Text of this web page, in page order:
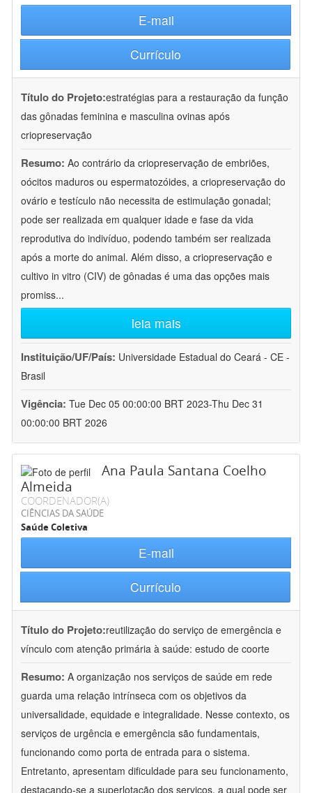
E-mail
Currículo
Título do Projeto:estratégias para a restauração da função
das gônadas feminina e masculina ovinas após
criopreservação
Resumo: Ao contrário da criopreservação de embriões,
oócitos maduros ou espermatozóides, a criopreservação do
ovário e testículo não necessita de estimulação gonadal;
pode ser realizada em qualquer idade e fase da vida
reprodutiva do indivíduo, podendo também ser realizada
após a morte do animal. Além disso, a criopreservação e
cultivo in vitro (CIV) de gônadas é uma das opções mais
promiss...
leia mais
Instituição/UF/País: Universidade Estadual do Ceará - CE -
Brasil
Vigência: Tue Dec 05 00:00:00 BRT 2023-Thu Dec 31
00:00:00 BRT 2026
Ana Paula Santana Coelho
Almeida
COORDENADOR(A)
CIÊNCIAS DA SAÚDE
Saúde Coletiva
E-mail
Currículo
Título do Projeto:reutilização do serviço de emergência e
vínculo com atenção primária à saúde: estudo de coorte
Resumo: A organização nos serviços de saúde em rede
guarda uma relação intrínseca com os objetivos da
universalidade, equidade e integralidade. Nesse contexto, os
serviços de urgência e emergência são fundamentais,
funcionando como porta de entrada para o sistema.
Entretanto, apresentam dificuldade para seu funcionamento,
destacando-se a superlotação dos serviços, a qual pode ser